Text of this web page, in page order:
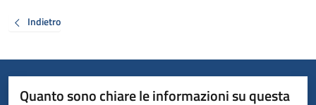
Indietro
Quanto sono chiare le informazioni su questa